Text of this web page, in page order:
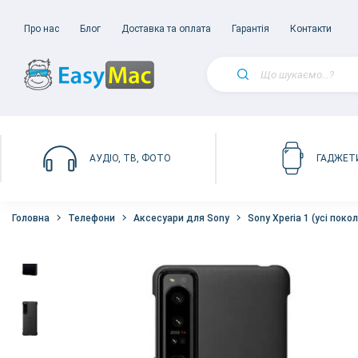
Про нас Блог Доставка та оплата Гарантія Контакти
АУДІО, ТВ, ФОТО
Головна Телефони Аксесуари для Sony Sony Xperia 1 (усі